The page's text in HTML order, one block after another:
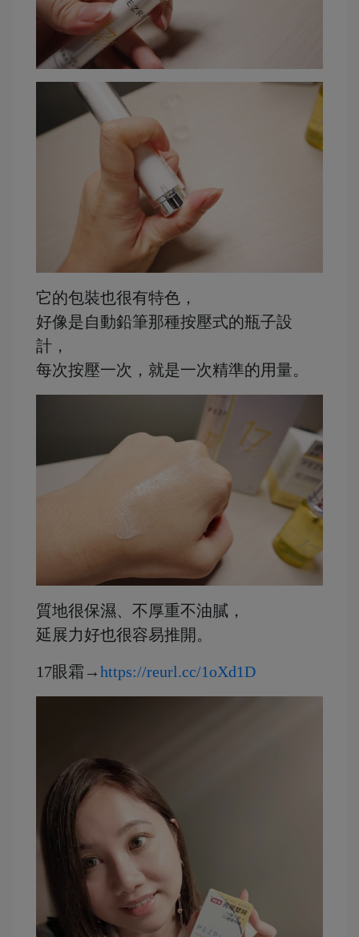
它的包裝也很有特色，
好像是自動鉛筆那種按壓式的瓶子設
計，
每次按壓一次，就是一次精準的用量。
質地很保濕、不厚重不油膩，
延展力好也很容易推開。
17眼霜→https://reurl.cc/1oXd1D